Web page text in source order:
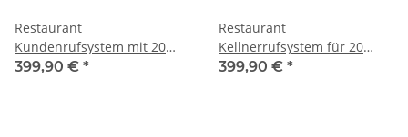
Restaurant
Kundenrufsystem mit 20
Pager und 999 Kanäle,
399,90 € *
Restaurant
Kellnerrufsystem für 20
Tische und 2 Kellner
399,90 € *